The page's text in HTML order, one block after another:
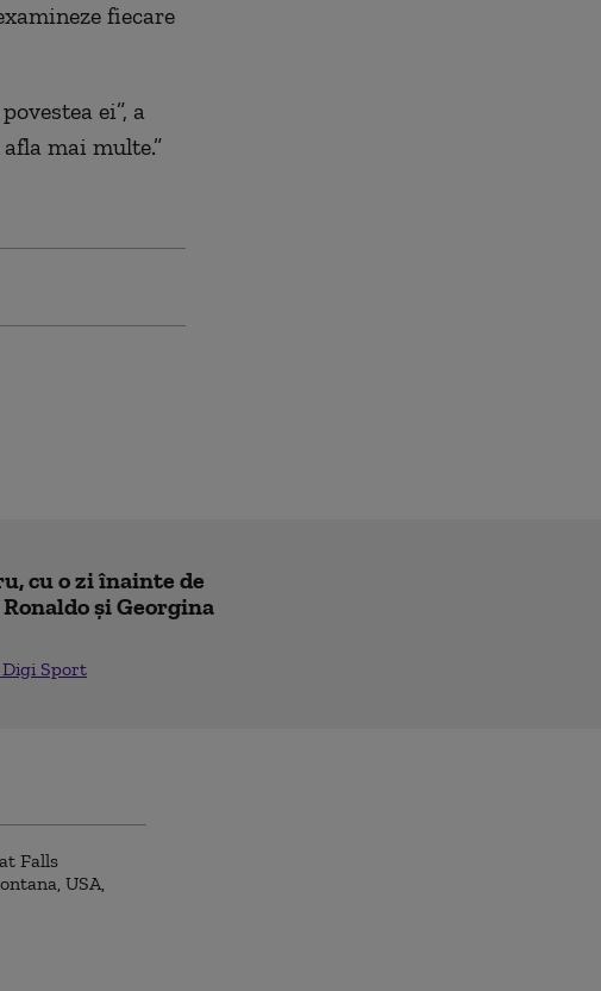
fiecare
ei”, a
mai multe.”
cu o zi înainte de
și Georgina
Digi Sport